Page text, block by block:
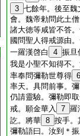
3 七餘年。後至
會。魏帝勅問此土
諸大徳等咸皆不答
國問聖人得戒源由
一羅漢啓白
4 振旦
我是小聖不知得不
率奉問彌勒世尊得 6
率天。具問前事。
仍請靈驗。彌勒即
戒。願金華入
7 羅
訖。將華 8 按手。
彌勒語曰。汝到＊